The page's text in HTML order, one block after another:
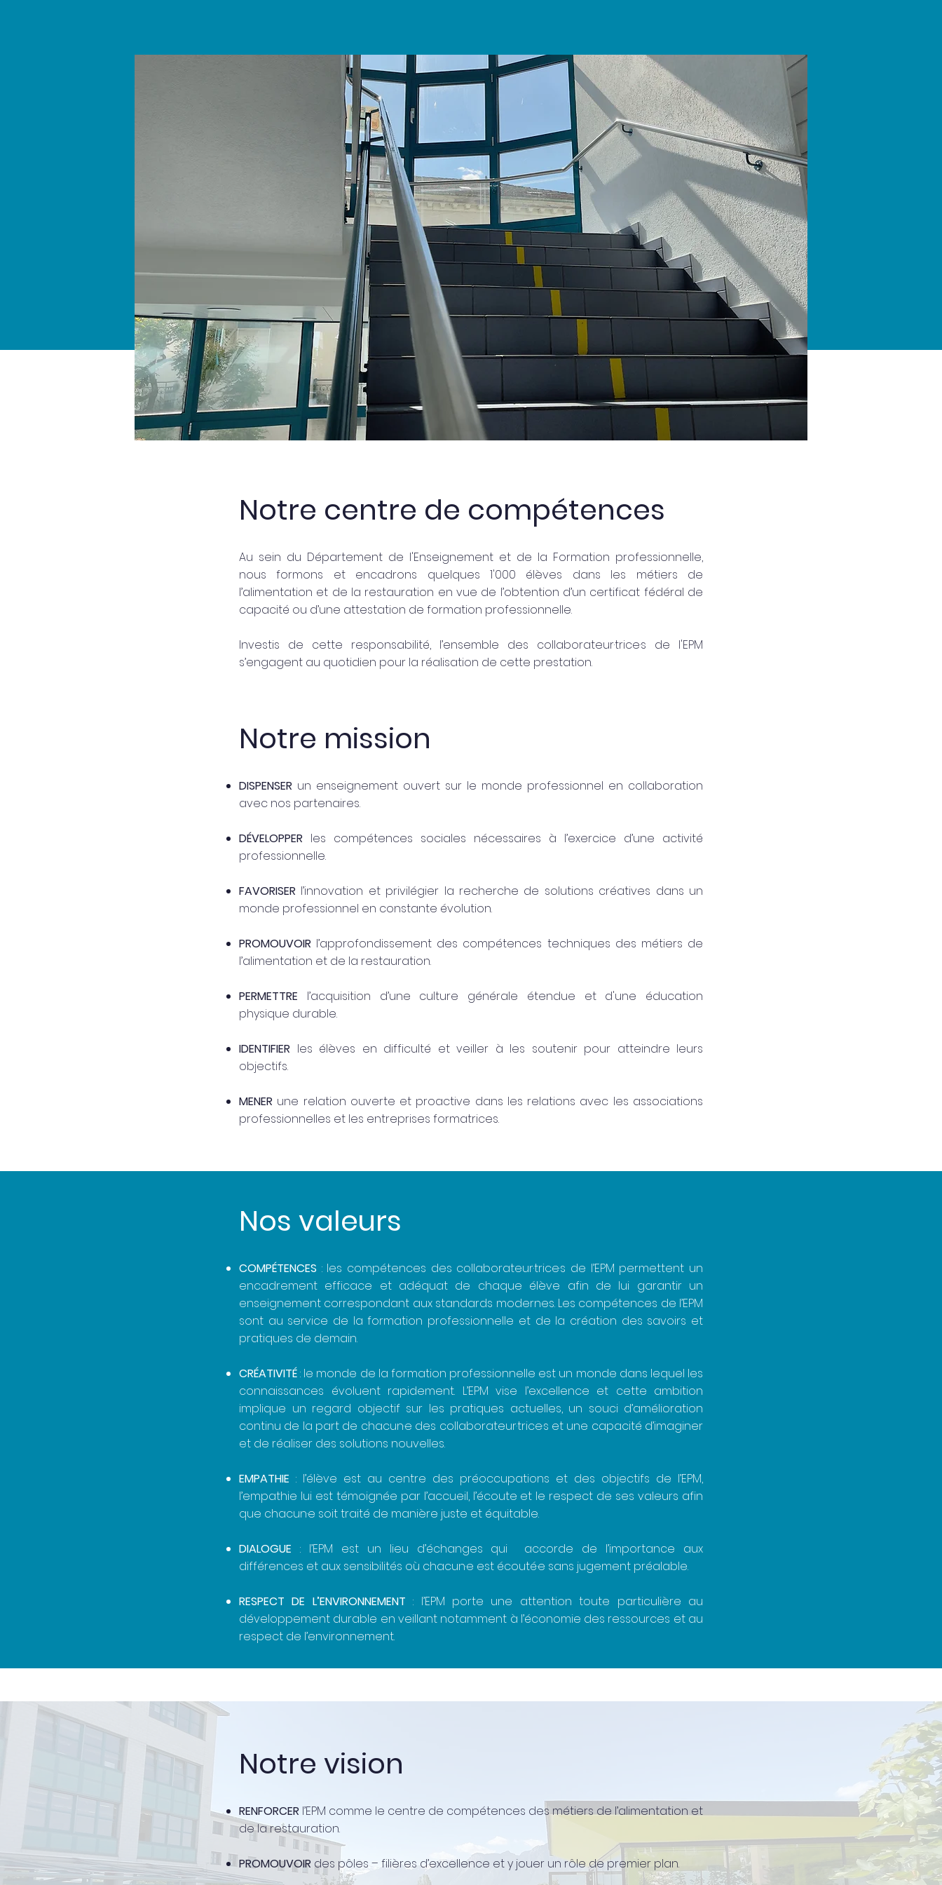
Notre centre de compétences
Au sein du Département de l'Enseignement et de la Formation professionnelle,
nous formons et encadrons quelques 1'000 élèves dans les métiers de
l’alimentation et de la restauration en vue de l’obtention d’un certificat fédéral de
capacité ou d’une attestation de formation professionnelle.
Investis de cette responsabilité, l’ensemble des collaborateur·trice·s de l'EPM
s’engagent au quotidien pour la réalisation de cette prestation.
Notre mission
DISPENSER un enseignement ouvert sur le monde professionnel en collaboration
avec nos partenaires.
DÉVELOPPER les compétences sociales nécessaires à l’exercice d’une activité
professionnelle.
FAVORISER l’innovation et privilégier la recherche de solutions créatives dans un
monde professionnel en constante évolution.
PROMOUVOIR l’approfondissement des compétences techniques des métiers de
l’alimentation et de la restauration.
PERMETTRE l’acquisition d’une culture générale étendue et d'une éducation
physique durable.
IDENTIFIER les élèves en difficulté et veiller à les soutenir pour atteindre leurs
objectifs.
MENER une relation ouverte et proactive dans les relations avec les associations
professionnelles et les entreprises formatrices.
Nos valeurs
COMPÉTENCES : les compétences des collaborateur·trice·s de l’EPM permettent un
encadrement efficace et adéquat de chaque élève afin de lui garantir un
enseignement correspondant aux standards modernes. Les compétences de l’EPM
sont au service de la formation professionnelle et de la création des savoirs et
pratiques de demain.
CRÉATIVITÉ: le monde de la formation professionnelle est un monde dans lequel les
connaissances évoluent rapidement. L’EPM vise l’excellence et cette ambition
implique un regard objectif sur les pratiques actuelles, un souci d’amélioration
continu de la part de chacun·e des collaborateur·trice·s et une capacité d’imaginer
et de réaliser des solutions nouvelles.
EMPATHIE : l’élève est au centre des préoccupations et des objectifs de l’EPM,
l’empathie lui est témoignée par l’accueil, l’écoute et le respect de ses valeurs afin
que chacun·e soit traité de manière juste et équitable.
DIALOGUE : l’EPM est un lieu d’échanges qui accorde de l’importance aux
différences et aux sensibilités où chacun·e est écouté·e sans jugement préalable.
RESPECT DE L’ENVIRONNEMENT : l’EPM porte une attention toute particulière au
développement durable en veillant notamment à l’économie des ressources et au
respect de l’environnement.
Notre vision
RENFORCER l’EPM comme le centre de compétences des métiers de l’alimentation et
de la restauration.
PROMOUVOIR des pôles – filières d’excellence et y jouer un rôle de premier plan.